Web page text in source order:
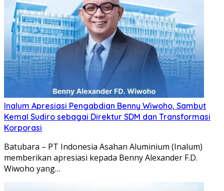
Inalum Apresiasi Pengabdian Benny Wiwoho, Sambut
Kemal Sudiro sebagai Direktur SDM dan Transformasi
Korporasi
Batubara – PT Indonesia Asahan Aluminium (Inalum)
memberikan apresiasi kepada Benny Alexander F.D.
Wiwoho yang…